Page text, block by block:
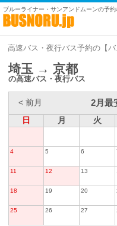
ブルーライナー・サンアンドムーンの予
高速バス・夜行バス予約の【バ
埼玉 → 京都
の高速バス・夜行バス
< 前月 2月最
日
月 火
4 5 6
11 12 13
18 19 20
25 26 27